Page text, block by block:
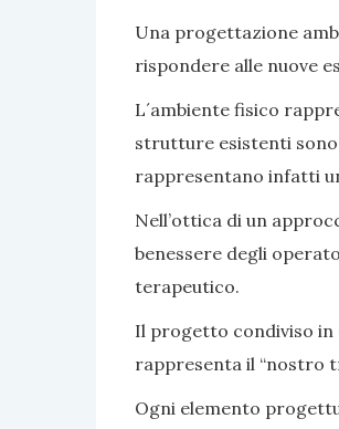
Una progettazione
rispondere alle nuove
L´ambiente fisico
strutture esistenti
rappresentano infatti
Nell’ottica di un
benessere degli
terapeutico.
Il progetto condiviso in
rappresenta il “nostro
Ogni elemento